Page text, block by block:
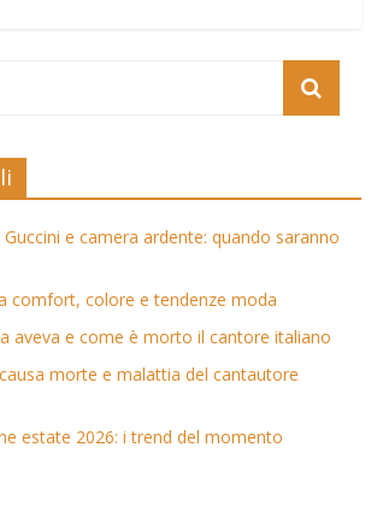
e camera ardente: quando saranno
comfort, colore e tendenze moda
aveva e come è morto il cantore italiano
morte e malattia del cantautore
estate 2026: i trend del momento